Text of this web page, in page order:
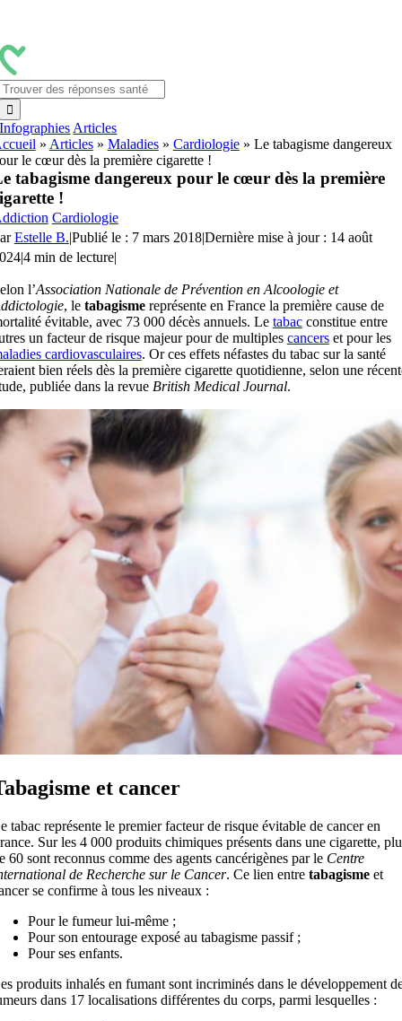
contenu
Infographies Articles
» Articles» Maladies» Cardiologie» Le tabagisme dangereux
le cœur dès la première cigarette !
tabagisme dangereux pour le cœur dès la première
!
Cardiologie
Estelle B.|Publié le : 7 mars 2018|Dernière mise à jour : 14 août
|4 min de lecture|
l’Association Nationale de Prévention en Alcoologie et
, le tabagismereprésente en France la première cause de
évitable, avec 73 000 décès annuels. Le tabacconstitue entre
un facteur de risque majeur pour de multiples cancerset pour les
cardiovasculaires. Or ces effets néfastes du tabac sur la santé
bien réels dès la première cigarette quotidienne, selon une
publiée dans la revue British Medical Journal.
et cancer
tabac représente le premier facteur de risque évitable de cancer en
Sur les 4 000 produits chimiques présents dans une cigarette,
60 sont reconnus comme des agents cancérigènes par le Centre
de Recherche sur le Cancer. Ce lien entre tabagismeet
se confirme à tous les niveaux :
Pour le fumeur lui-même ;
Pour son entourage exposé au tabagisme passif ;
Pour ses enfants.
produits inhalés en fumant sont incriminés dans le développement
dans 17 localisations différentes du corps, parmi lesquelles :